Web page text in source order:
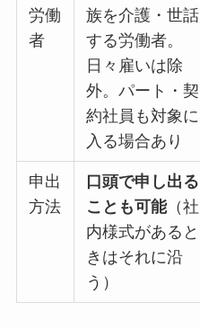
労働
者
族を介護・世話
する労働者。
日々雇いは除
外。パート・契
約社員も対象に
入る場合あり
申出
方法
口頭で申し出る
ことも可能（社
内様式があると
きはそれに沿
う）